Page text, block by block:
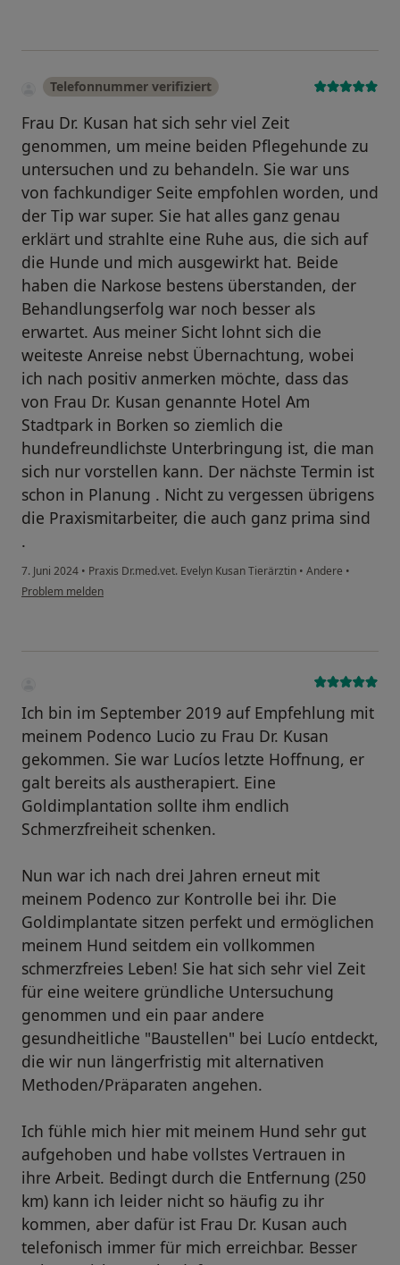
Telefonnummer verifiziert
Frau Dr. Kusan hat sich sehr viel Zeit
genommen, um meine beiden Pflegehunde zu
untersuchen und zu behandeln. Sie war uns
von fachkundiger Seite empfohlen worden, und
der Tip war super. Sie hat alles ganz genau
erklärt und strahlte eine Ruhe aus, die sich auf
die Hunde und mich ausgewirkt hat. Beide
haben die Narkose bestens überstanden, der
Behandlungserfolg war noch besser als
erwartet. Aus meiner Sicht lohnt sich die
weiteste Anreise nebst Übernachtung, wobei
ich nach positiv anmerken möchte, dass das
von Frau Dr. Kusan genannte Hotel Am
Stadtpark in Borken so ziemlich die
hundefreundlichste Unterbringung ist, die man
sich nur vorstellen kann. Der nächste Termin ist
schon in Planung . Nicht zu vergessen übrigens
die Praxismitarbeiter, die auch ganz prima sind
.
7. Juni 2024 • Praxis Dr.med.vet. Evelyn Kusan Tierärztin • Andere •
Problem melden
Ich bin im September 2019 auf Empfehlung mit
meinem Podenco Lucio zu Frau Dr. Kusan
gekommen. Sie war Lucíos letzte Hoffnung, er
galt bereits als austherapiert. Eine
Goldimplantation sollte ihm endlich
Schmerzfreiheit schenken.
Nun war ich nach drei Jahren erneut mit
meinem Podenco zur Kontrolle bei ihr. Die
Goldimplantate sitzen perfekt und ermöglichen
meinem Hund seitdem ein vollkommen
schmerzfreies Leben! Sie hat sich sehr viel Zeit
für eine weitere gründliche Untersuchung
genommen und ein paar andere
gesundheitliche "Baustellen" bei Lucío entdeckt,
die wir nun längerfristig mit alternativen
Methoden/Präparaten angehen.
Ich fühle mich hier mit meinem Hund sehr gut
aufgehoben und habe vollstes Vertrauen in
ihre Arbeit. Bedingt durch die Entfernung (250
km) kann ich leider nicht so häufig zu ihr
kommen, aber dafür ist Frau Dr. Kusan auch
telefonisch immer für mich erreichbar. Besser